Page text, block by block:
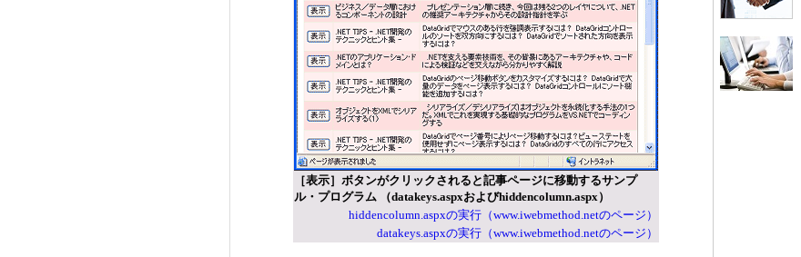
［表示］ボタンがクリックされると記事ページに移動するサンプ
ル・プログラム （datakeys.aspxおよびhiddencolumn.aspx）
hiddencolumn.aspxの実行（www.iwebmethod.netのページ）
datakeys.aspxの実行（www.iwebmethod.netのページ）